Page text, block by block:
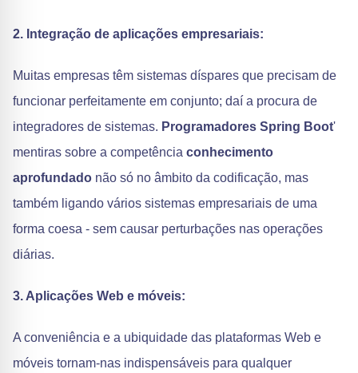
2. Integração de aplicações empresariais:
Muitas empresas têm sistemas díspares que precisam de
funcionar perfeitamente em conjunto; daí a procura de
integradores de sistemas. Programadores Spring Boot'
mentiras sobre a competência conhecimento
aprofundado não só no âmbito da codificação, mas
também ligando vários sistemas empresariais de uma
forma coesa - sem causar perturbações nas operações
diárias.
3. Aplicações Web e móveis:
A conveniência e a ubiquidade das plataformas Web e
móveis tornam-nas indispensáveis para qualquer